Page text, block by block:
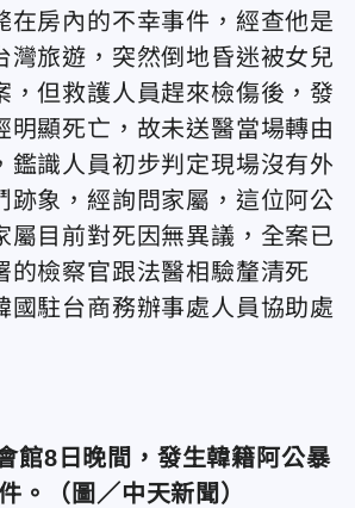
在房內的不幸事件，經查他是
灣旅遊，突然倒地昏迷被女兒
，但救護人員趕來檢傷後，發
明顯死亡，故未送醫當場轉由
鑑識人員初步判定現場沒有外
跡象，經詢問家屬，這位阿公
屬目前對死因無異議，全案已
的檢察官跟法醫相驗釐清死
國駐台商務辦事處人員協助處
館8日晚間，發生韓籍阿公暴
。
（圖／中天新聞）